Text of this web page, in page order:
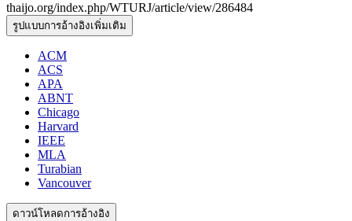
thaijo.org/index.php/WTURJ/article/view/286484
รูปแบบการอ้างอิงเพิ่มเติม
ACM
ACS
APA
ABNT
Chicago
Harvard
IEEE
MLA
Turabian
Vancouver
ดาวน์โหลดการอ้างอิง